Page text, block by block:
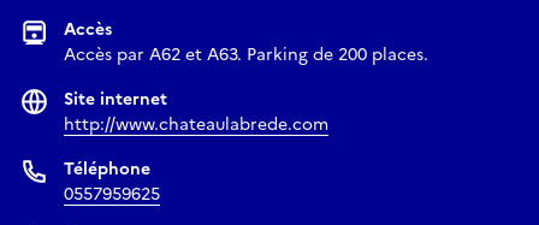
Accès
Accès par A62 et A63. Parking de 200 places.
Site internet
http://www.chateaulabrede.com
Téléphone
0557959625